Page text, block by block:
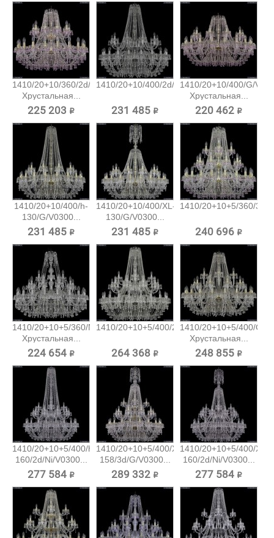
1410/20+10/360/2d/G/V7010
Хрустальная...
225 203 ₽
1410/20+10/400/2d/Ni/V0300...
231 485 ₽
1410/20+10/400/G/
Хрустальная...
220 462 ₽
1410/20+10/400/h-
130/G/V0300...
231 485 ₽
1410/20+10/400/XL-
130/G/V0300...
231 485 ₽
1410/20+10+5/360/3d/
240 696 ₽
1410/20+10+5/360/Ni/V0300
Хрустальная...
224 654 ₽
1410/20+10+5/400/2d/Ni/V0300...
264 368 ₽
1410/20+10+5/400/G/
Хрустальная...
248 855 ₽
1410/20+10+5/400/h-
160/2d/Ni/V0300...
277 584 ₽
1410/20+10+5/400/XL-
158/3d/G/V0300...
289 332 ₽
1410/20+10+5/400/XL-
160/2d/Ni/V0300...
277 584 ₽